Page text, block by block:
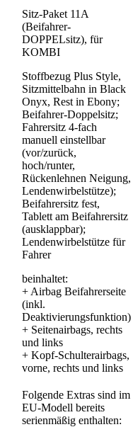
Sitz-Paket 11A
(Beifahrer-
DOPPELsitz), für
KOMBI
Stoffbezug Plus Style,
Sitzmittelbahn in Black
Onyx, Rest in Ebony;
Beifahrer-Doppelsitz;
Fahrersitz 4-fach
manuell einstellbar
(vor/zurück,
hoch/runter,
Rückenlehnen Neigung,
Lendenwirbelstütze);
Beifahrersitz fest,
Tablett am Beifahrersitz
(ausklappbar);
Lendenwirbelstütze für
Fahrer
beinhaltet:
+ Airbag Beifahrerseite
(inkl.
Deaktivierungsfunktion)
+ Seitenairbags, rechts
und links
+ Kopf-Schulterairbags,
vorne, rechts und links
Folgende Extras sind im
EU-Modell bereits
serienmäßig enthalten: